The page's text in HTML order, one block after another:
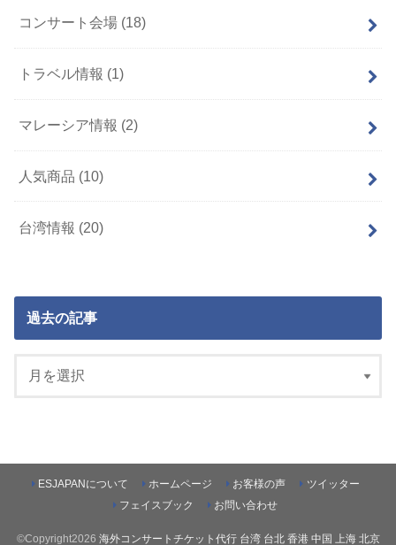
コンサート会場 (18)
トラベル情報 (1)
マレーシア情報 (2)
人気商品 (10)
台湾情報 (20)
過去の記事
ESJAPANについて ホームページ お客様の声
ツイッター
フェイスブック
お問い合わせ
©Copyright2026 海外コンサートチケット代行 台湾 台北 香港 中国 上海 北京